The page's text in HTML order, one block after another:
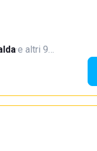
·e altri 9…